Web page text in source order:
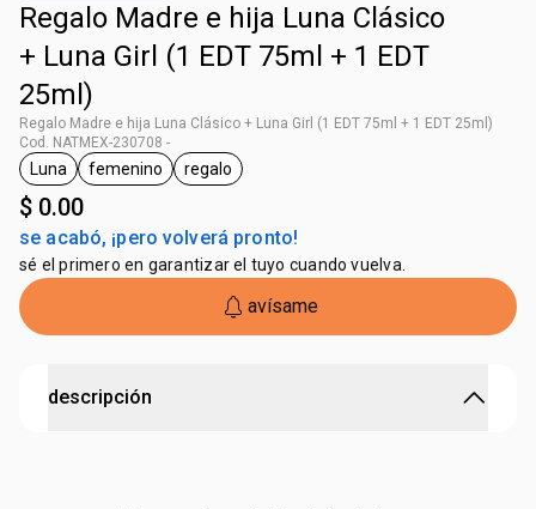
Regalo Madre e hija Luna Clásico
+ Luna Girl (1 EDT 75ml + 1 EDT
25ml)
Regalo Madre e hija Luna Clásico + Luna Girl (1 EDT 75ml + 1 EDT 25ml)
Cod. NATMEX-230708 -
etiqueta Luna
Luna
etiqueta femenino
femenino
etiqueta regalo
regalo
$ 0.00
se acabó, ¡pero volverá pronto!
sé el primero en garantizar el tuyo cuando vuelva.
avísame
descripción